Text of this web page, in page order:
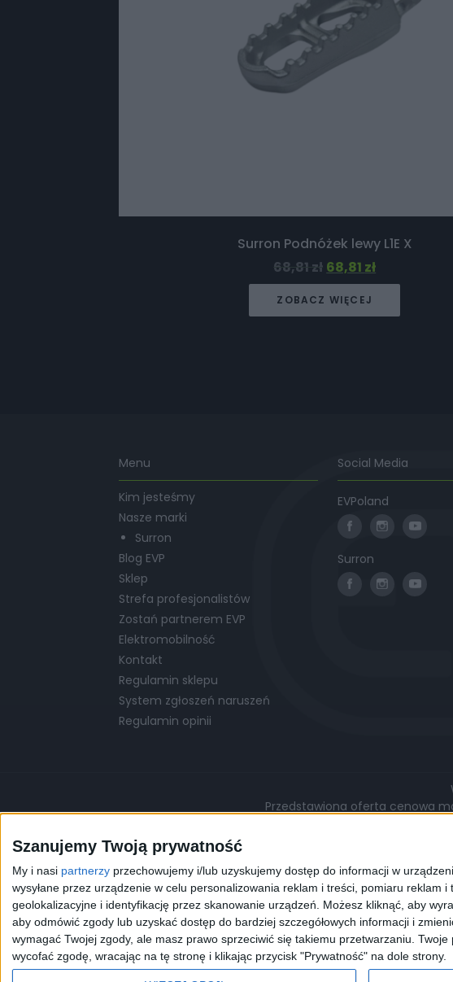
Szanujemy Twoją prywatność
My i nasi partnerzy przechowujemy i/lub uzyskujemy dostęp do informacji w
wysyłane przez urządzenie w celu personalizowania reklam i treści, pomiaru reklam i
geolokalizacyjne i identyfikację przez skanowanie urządzeń. Możesz kliknąć, aby
aby odmówić zgody lub uzyskać dostęp do bardziej szczegółowych informacji i
wymagać Twojej zgody, ale masz prawo sprzeciwić się takiemu przetwarzaniu.
wycofać zgodę, wracając na tę stronę i klikając przycisk "Prywatność" na dole strony.
Surron Podnóżek lewy L1E X
68,81 zł 68,81 zł
ZOBACZ WIĘCEJ
Menu
Kim jesteśmy
Nasze marki
Surron
Blog EVP
Sklep
Strefa profesjonalistów
Zostań partnerem EVP
Elektromobilność
Kontakt
Regulamin sklepu
System zgłoszeń naruszeń
Regulamin opinii
Social Media
EVPoland
Surron
Przedstawiona oferta cenowa
© 2026 EVP© Polityka prywatności
Korzystając z naszej przeglądarki wyrażają
celów statystycznych. W programie